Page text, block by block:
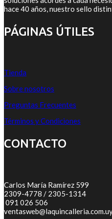
hace 40 años, nuestro sello
PÁGINAS ÚTILES
Tienda
Sobre nosotros
Preguntas Frecuentes
Términos y Condiciones
CONTACTO
Carlos María Ramírez 599
2309-4778 / 2305-1314
091 026 506